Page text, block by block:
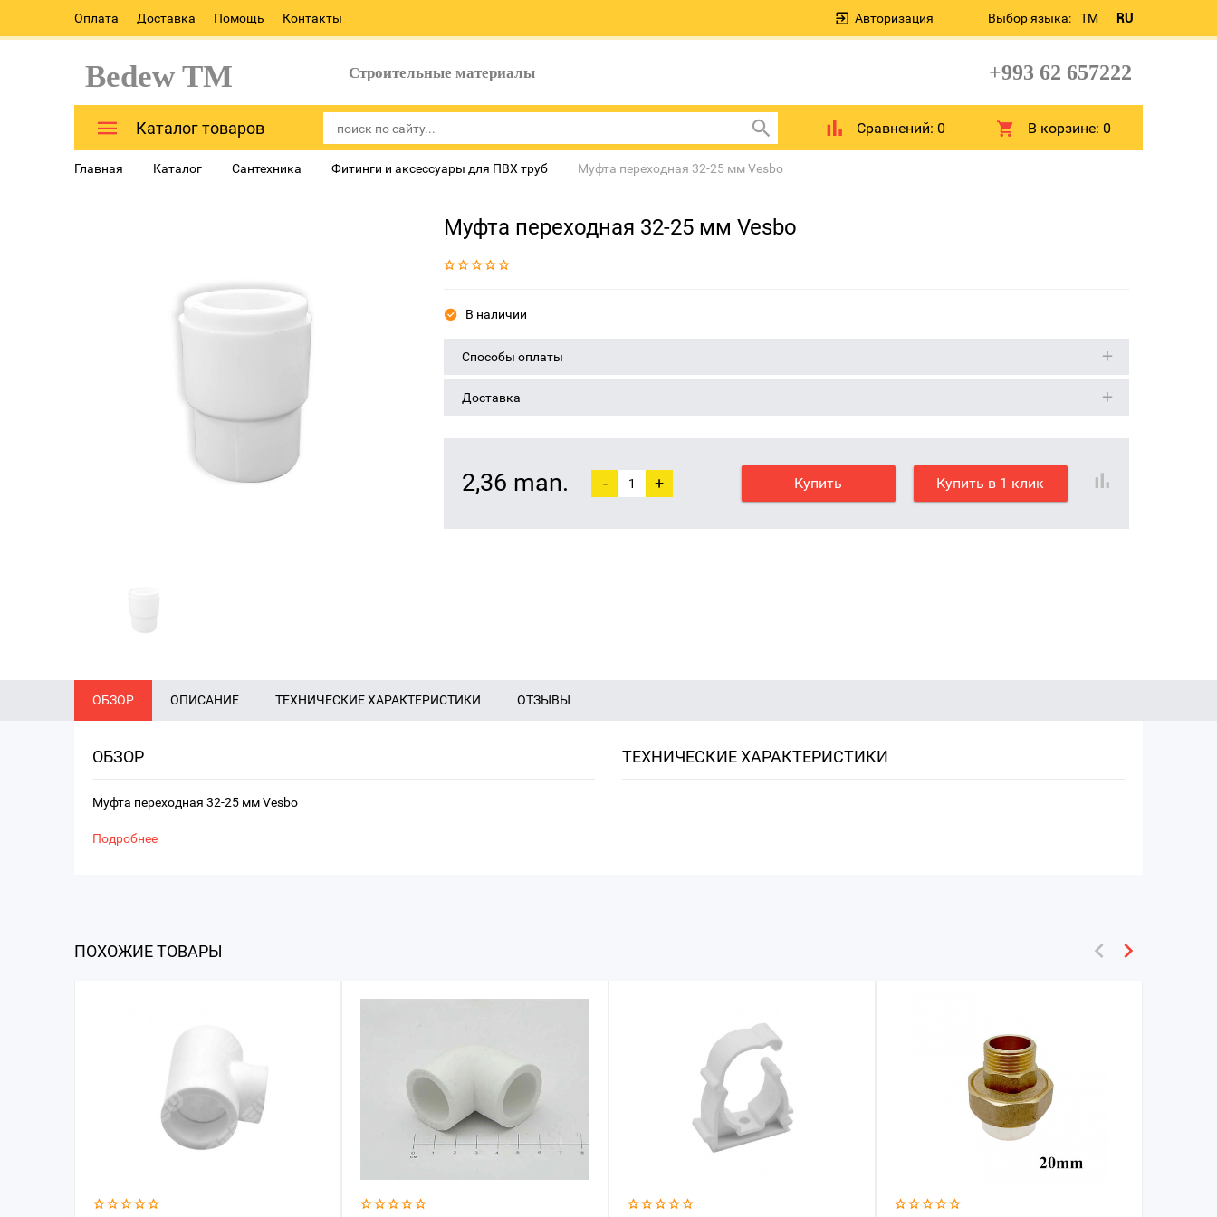
Оплата Доставка Помощь Контакты Выбор языка: TM RU
Авторизация
Bedew TM Строительные материалы +993 62 657222
Каталог товаров Сравнений: 0 В корзине:0
Главная Каталог Сантехника Фитинги и аксессуары для ПВХ труб Муфта переходная 32-25 мм Vesbo
Муфта переходная 32-25 мм Vesbo
В наличии
Способы оплаты
Доставка
2,36 man. - + Купить Купить в 1 клик
ОБЗОР ОПИСАНИЕ ТЕХНИЧЕСКИЕ ХАРАКТЕРИСТИКИ ОТЗЫВЫ
ОБЗОР
Муфта переходная 32-25 мм Vesbo
Подробнее
ТЕХНИЧЕСКИЕ ХАРАКТЕРИСТИКИ
ПОХОЖИЕ ТОВАРЫ